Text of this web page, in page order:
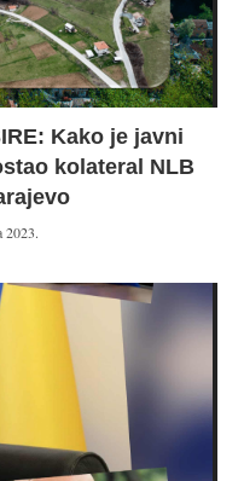
Kako je javni
kolateral NLB
2023.